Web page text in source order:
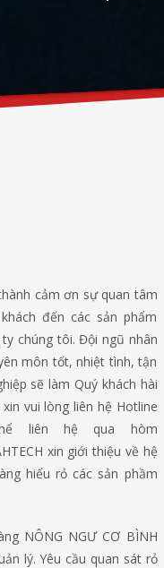
cảm ơn sự quan tâm
đến các sản phẩm
chúng tôi. Đội ngũ nhân
môn tốt, nhiệt tình, tận
sẽ làm Quý khách hài
vui lòng liên hệ Hotline
liên hệ qua hòm
xin giới thiệu về hệ
hiểu rỏ các sản phầm
NÔNG NGƯ CƠ BÌNH
lý. Yêu cầu quan sát rỏ